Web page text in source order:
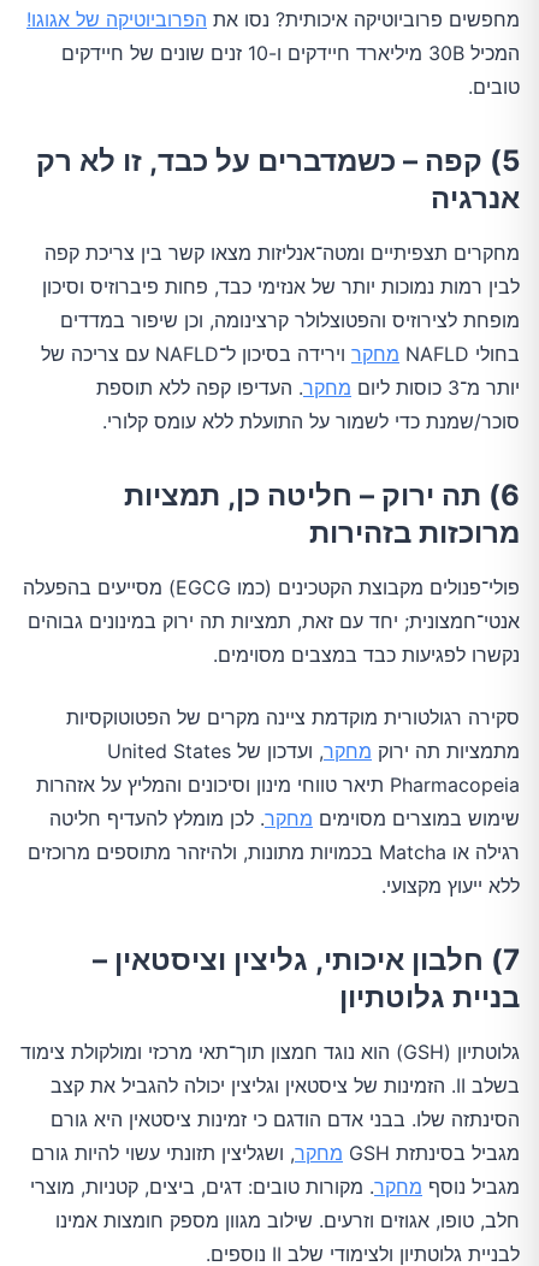
מחפשים פרוביוטיקה איכותית? נסו את הפרוביוטיקה של אגוגו!
המכיל 30B מיליארד חיידקים ו-10 זנים שונים של חיידקים
טובים.
5) קפה – כשמדברים על כבד, זו לא רק
אנרגיה
מחקרים תצפיתיים ומטה־אנליזות מצאו קשר בין צריכת קפה
לבין רמות נמוכות יותר של אנזימי כבד, פחות פיברוזיס וסיכון
מופחת לצירוזיס והפטוצלולר קרצינומה, וכן שיפור במדדים
בחולי NAFLD
מחקר
וירידה בסיכון ל־NAFLD עם צריכה של
יותר מ־3 כוסות ליום
מחקר. העדיפו קפה ללא תוספת
סוכר/שמנת כדי לשמור על התועלת ללא עומס קלורי.
6) תה ירוק – חליטה כן, תמציות
מרוכזות בזהירות
פולי־פנולים מקבוצת הקטכינים (כמו EGCG) מסייעים בהפעלה
אנטי־חמצונית; יחד עם זאת, תמציות תה ירוק במינונים גבוהים
נקשרו לפגיעות כבד במצבים מסוימים.
סקירה רגולטורית מוקדמת ציינה מקרים של הפטוטוקסיות
מתמציות תה ירוק מחקר
, ועדכון של United States
Pharmacopeia תיאר טווחי מינון וסיכונים והמליץ על אזהרות
שימוש במוצרים מסוימים מחקר. לכן מומלץ להעדיף חליטה
רגילה או Matcha בכמויות מתונות, ולהיזהר מתוספים מרוכזים
ללא ייעוץ מקצועי.
7) חלבון איכותי, גליצין וציסטאין –
בניית גלוטתיון
גלוטתיון (GSH) הוא נוגד חמצון תוך־תאי מרכזי ומולקולת צימוד
בשלב II. הזמינות של ציסטאין וגליצין יכולה להגביל את קצב
הסינתזה שלו. בבני אדם הודגם כי זמינות ציסטאין היא גורם
מגביל בסינתזת GSH
מחקר, ושגליצין תזונתי עשוי להיות גורם
מגביל נוסף מחקר. מקורות טובים: דגים, ביצים, קטניות, מוצרי
חלב, טופו, אגוזים וזרעים. שילוב מגוון מספק חומצות אמינו
לבניית גלוטתיון ולצימודי שלב II נוספים.